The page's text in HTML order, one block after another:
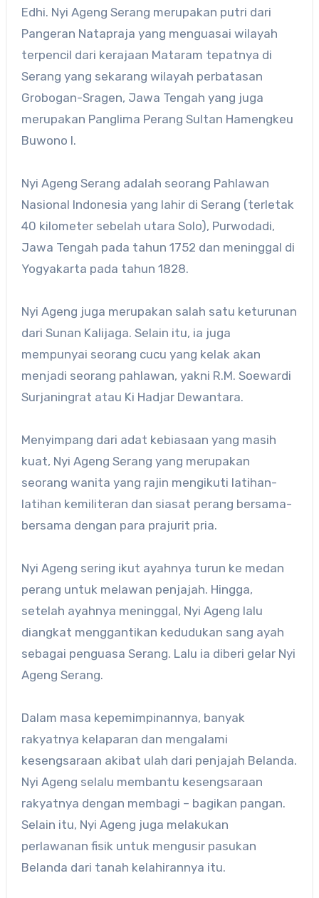
Edhi. Nyi Ageng Serang merupakan putri dari
Pangeran Natapraja yang menguasai wilayah
terpencil dari kerajaan Mataram tepatnya di
Serang yang sekarang wilayah perbatasan
Grobogan-Sragen, Jawa Tengah yang juga
merupakan Panglima Perang Sultan Hamengkeu
Buwono I.
Nyi Ageng Serang adalah seorang Pahlawan
Nasional Indonesia yang lahir di Serang (terletak
40 kilometer sebelah utara Solo), Purwodadi,
Jawa Tengah pada tahun 1752 dan meninggal di
Yogyakarta pada tahun 1828.
Nyi Ageng juga merupakan salah satu keturunan
dari Sunan Kalijaga. Selain itu, ia juga
mempunyai seorang cucu yang kelak akan
menjadi seorang pahlawan, yakni R.M. Soewardi
Surjaningrat atau Ki Hadjar Dewantara.
Menyimpang dari adat kebiasaan yang masih
kuat, Nyi Ageng Serang yang merupakan
seorang wanita yang rajin mengikuti latihan-
latihan kemiliteran dan siasat perang bersama-
bersama dengan para prajurit pria.
Nyi Ageng sering ikut ayahnya turun ke medan
perang untuk melawan penjajah. Hingga,
setelah ayahnya meninggal, Nyi Ageng lalu
diangkat menggantikan kedudukan sang ayah
sebagai penguasa Serang. Lalu ia diberi gelar Nyi
Ageng Serang.
Dalam masa kepemimpinannya, banyak
rakyatnya kelaparan dan mengalami
kesengsaraan akibat ulah dari penjajah Belanda.
Nyi Ageng selalu membantu kesengsaraan
rakyatnya dengan membagi – bagikan pangan.
Selain itu, Nyi Ageng juga melakukan
perlawanan fisik untuk mengusir pasukan
Belanda dari tanah kelahirannya itu.